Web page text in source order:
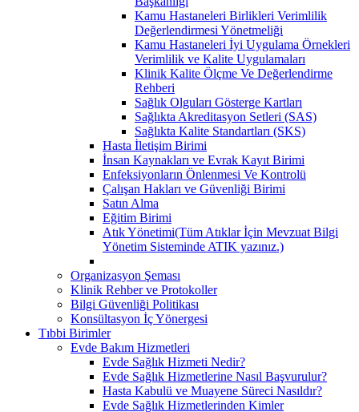
Kamu Hastaneleri Birlikleri Verimlilik
Değerlendirmesi Yönetmeliği
Kamu Hastaneleri İyi Uygulama Örnekleri
Verimlilik ve Kalite Uygulamaları
Klinik Kalite Ölçme Ve Değerlendirme
Rehberi
Sağlık Olguları Gösterge Kartları
Sağlıkta Akreditasyon Setleri (SAS)
Sağlıkta Kalite Standartları (SKS)
Hasta İletişim Birimi
İnsan Kaynakları ve Evrak Kayıt Birimi
Enfeksiyonların Önlenmesi Ve Kontrolü
Çalışan Hakları ve Güvenliği Birimi
Satın Alma
Eğitim Birimi
Atık Yönetimi(Tüm Atıklar İçin Mevzuat Bilgi
Yönetim Sisteminde ATIK yazınız.)
Organizasyon Şeması
Klinik Rehber ve Protokoller
Bilgi Güvenliği Politikası
Konsültasyon İç Yönergesi
Tıbbi Birimler
Evde Bakım Hizmetleri
Evde Sağlık Hizmeti Nedir?
Evde Sağlık Hizmetlerine Nasıl Başvurulur?
Hasta Kabulü ve Muayene Süreci Nasıldır?
Evde Sağlık Hizmetlerinden Kimler